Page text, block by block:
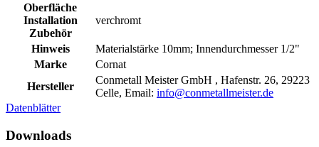
Oberfläche
Installation
Zubehör
verchromt
Hinweis
Materialstärke 10mm; Innendurchmesser 1/2"
Marke
Cornat
Hersteller
Conmetall Meister GmbH , Hafenstr. 26, 29223
Celle, Email: info@conmetallmeister.de
Datenblätter
Downloads